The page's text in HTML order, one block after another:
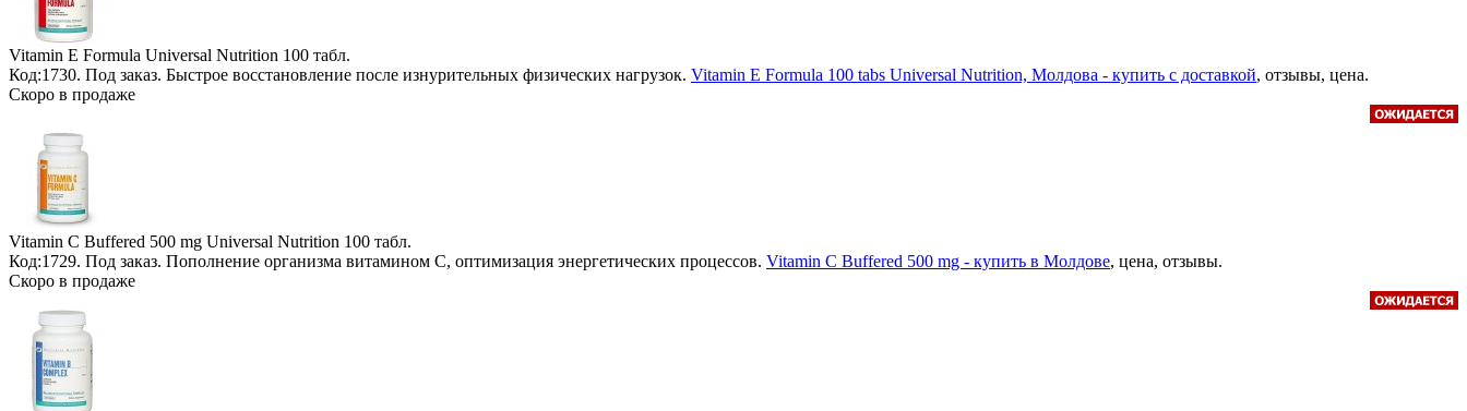
Vitamin E Formula Universal Nutrition 100 табл.
Код:1730. Под заказ. Быстрое восстановление после изнурительных физических нагрузок. Vitamin E Formula 100 tabs Universal Nutrition, Молдова - купить с доставкой, отзывы, цена.
Скоро в продаже
Vitamin C Buffered 500 mg Universal Nutrition 100 табл.
Код:1729. Под заказ. Пополнение организма витамином С, оптимизация энергетических процессов. Vitamin C Buffered 500 mg - купить в Молдове, цена, отзывы.
Скоро в продаже